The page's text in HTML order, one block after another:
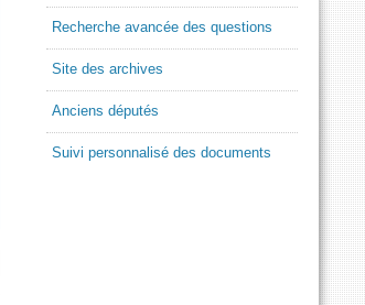
Recherche avancée des questions
Site des archives
Anciens députés
Suivi personnalisé des documents